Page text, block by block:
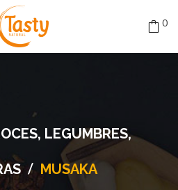
0
LEGUMBRES,
/ MUSAKA